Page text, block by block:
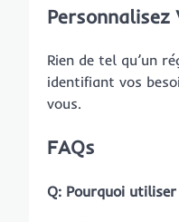
Personnalisez
Rien de tel qu’un
identifiant vos
vous.
FAQs
Q: Pourquoi